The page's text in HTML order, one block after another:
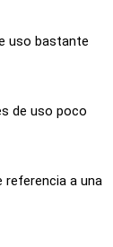
uso bastante
de uso poco
referencia a una